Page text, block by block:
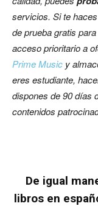
servicios. Si te
de prueba gratis para
acceso prioritario a
Prime Music y
eres estudiante,
dispones de 90 días
contenidos
De igual
libros en